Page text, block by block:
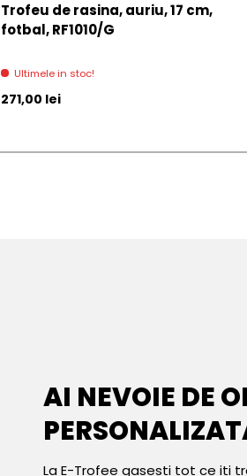
Trofeu de rasina, auriu, 17 cm,
fotbal, RF1010/G
Ultimele in stoc!
Pret initial
271,00 lei
AI NEVOIE DE
La E-Trofee gasesti tot ce iti